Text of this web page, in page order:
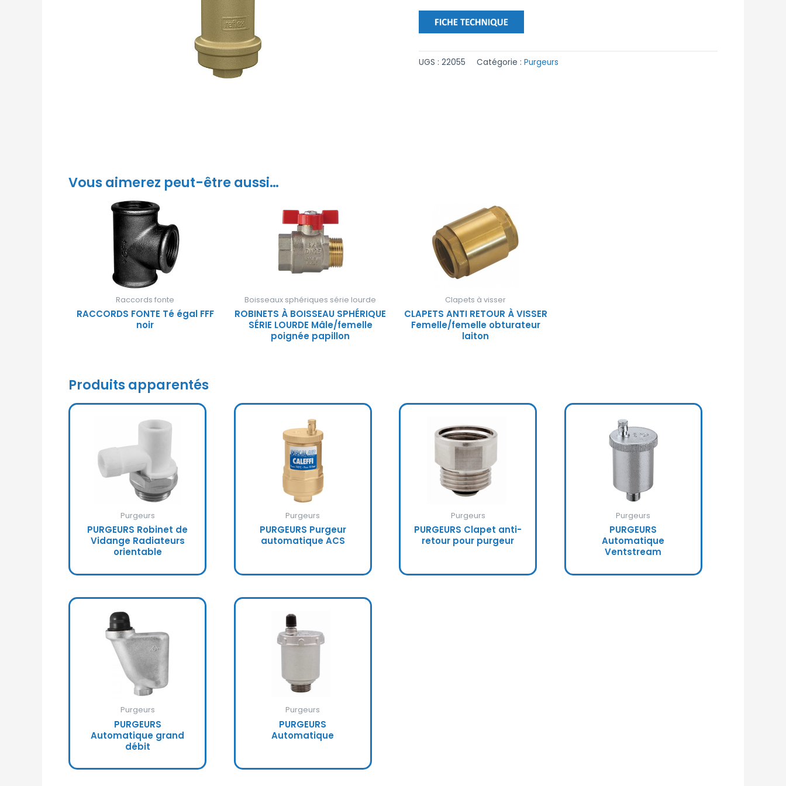
UGS :22055 Catégorie :Purgeurs
Vous aimerez peut-être aussi…
Raccords fonte
RACCORDS FONTE Té égal FFF
noir
Boisseaux sphériques série lourde
ROBINETS À BOISSEAU SPHÉRIQUE
SÉRIE LOURDE Mâle/femelle
poignée papillon
Clapets à visser
CLAPETS ANTI RETOUR À VISSER
Femelle/femelle obturateur
laiton
Produits apparentés
Purgeurs
PURGEURS Robinet de
Vidange Radiateurs
orientable
Purgeurs
PURGEURS Purgeur
automatique ACS
Purgeurs
PURGEURS Clapet anti-
retour pour purgeur
Purgeurs
PURGEURS
Automatique
Ventstream
Purgeurs
PURGEURS
Automatique grand
débit
Purgeurs
PURGEURS
Automatique